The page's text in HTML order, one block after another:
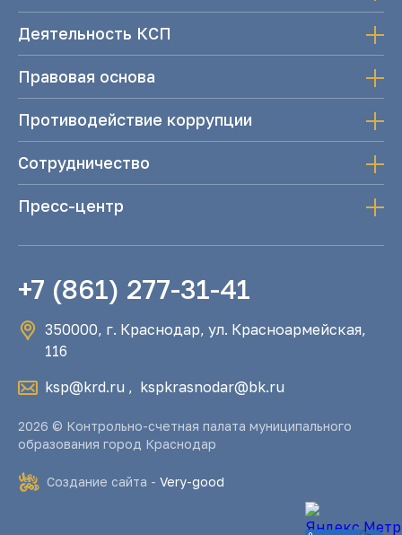
Деятельность КСП
Правовая основа
Противодействие коррупции
Сотрудничество
Пресс-центр
+7 (861) 277-31-41
350000, г. Краснодар, ул. Красноармейская,
116
ksp@krd.ru , kspkrasnodar@bk.ru
2026 © Контрольно-счетная палата муниципального
образования город Краснодар
Создание сайта - Very-good